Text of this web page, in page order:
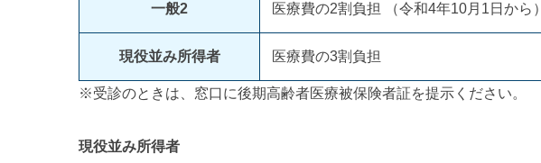
一般2 医療費の2割負担 （令和4年10月1日から）
現役並み所得者 医療費の3割負担
※受診のときは、窓口に後期高齢者医療被保険者証を提示ください。
現役並み所得者